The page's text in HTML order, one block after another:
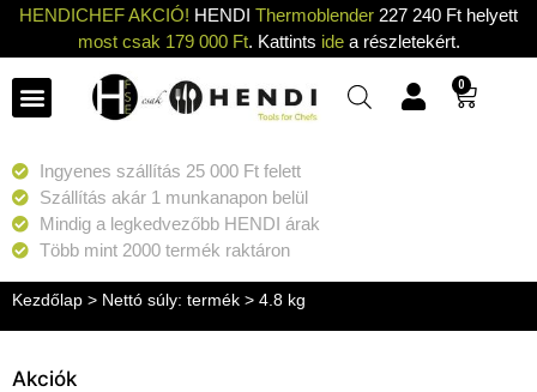
HENDICHEF AKCIÓ! HENDI Thermoblender 227 240 Ft helyett
most csak 179 000 Ft. Kattints idea részletekért.
0
Ingyenes szállítás 25 000 Ft felett
Szállítás akár 1 munkanapon belül
Mindig a legkedvezőbb HENDI árak
Több mint 2000 termék raktáron
Kezdőlap > Nettó súly: termék > 4.8 kg
Akciók